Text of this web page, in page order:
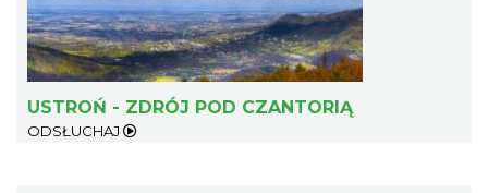
USTROŃ - ZDRÓJ POD CZANTORIĄ
ODSŁUCHAJ